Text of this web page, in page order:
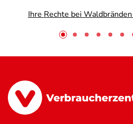
Ihre Rechte bei